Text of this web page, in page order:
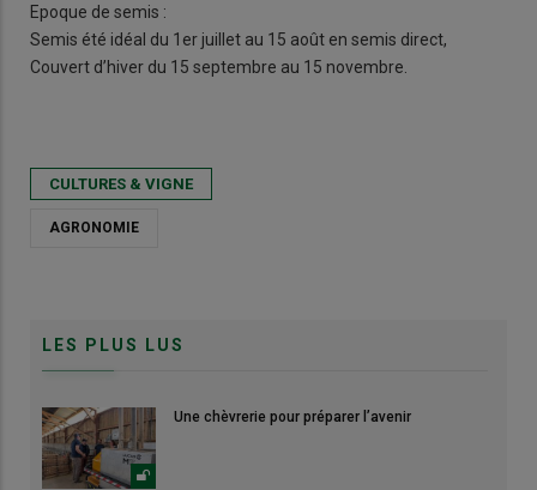
Epoque de semis :
Semis été idéal du 1er juillet au 15 août en semis direct,
Couvert d’hiver du 15 septembre au 15 novembre.
CULTURES & VIGNE
AGRONOMIE
LES PLUS LUS
Une chèvrerie pour préparer l’avenir